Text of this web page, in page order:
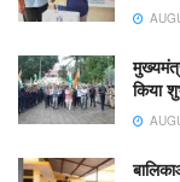
किया